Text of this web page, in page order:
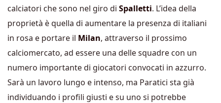
calciatori che sono nel giro di Spalletti. L’idea della
proprietà è quella di aumentare la presenza di italiani
in rosa e portare il Milan, attraverso il prossimo
calciomercato, ad essere una delle squadre con un
numero importante di giocatori convocati in azzurro.
Sarà un lavoro lungo e intenso, ma Paratici sta già
individuando i profili giusti e su uno si potrebbe